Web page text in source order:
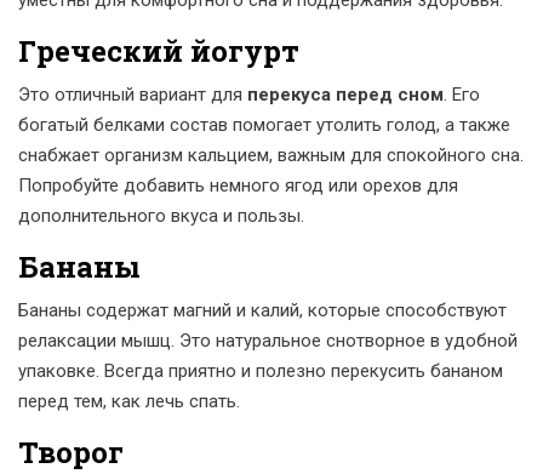
Греческий йогурт
Это отличный вариант для перекуса перед сном. Его
богатый белками состав помогает утолить голод, а также
снабжает организм кальцием, важным для спокойного сна.
Попробуйте добавить немного ягод или орехов для
дополнительного вкуса и пользы.
Бананы
Бананы содержат магний и калий, которые способствуют
релаксации мышц. Это натуральное снотворное в удобной
упаковке. Всегда приятно и полезно перекусить бананом
перед тем, как лечь спать.
Творог